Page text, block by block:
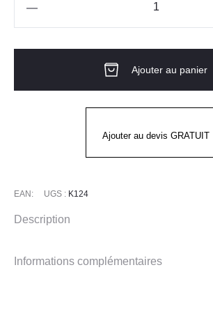
Ajouter au panier
Ajouter au devis GRATUIT
EAN: UGS : K124
Description
Informations complémentaires